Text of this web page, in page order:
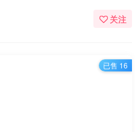
关注
已售 16